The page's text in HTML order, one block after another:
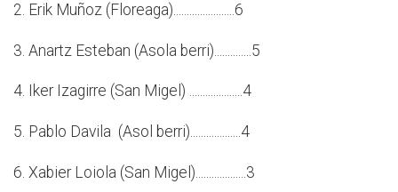
2. Erik Muñoz (Floreaga).......................6
3. Anartz Esteban (Asola berri)..............5
4. Iker Izagirre (San Migel) ....................4
5. Pablo Davila (Asol berri)...................4
6. Xabier Loiola (San Migel)...................3